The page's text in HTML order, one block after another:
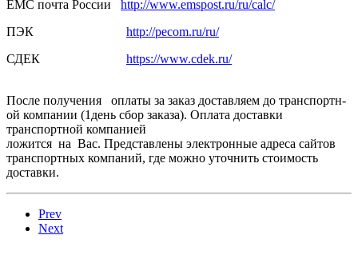
ЕМС почта России http://www.emspost.ru/ru/calc/
ПЭК http://pecom.ru/ru/
СДЕК https://www.cdek.ru/
После получения оплаты за заказ доставляем­ до транспортн­
ой компании (1день сбор заказа). Оплата доставки
транспортн­ой компанией
ложится на Вас. Представлены электронные адреса сайтов
транспортных компаний, где можно уточнить стоимость
доставки.
Prev
Next